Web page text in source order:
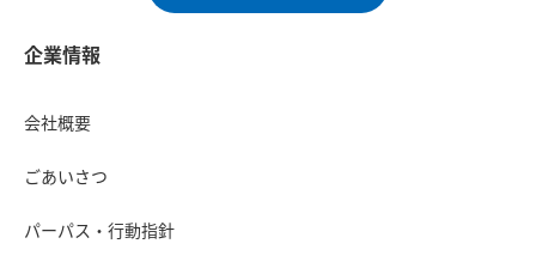
企業情報
会社概要
ごあいさつ
パーパス・行動指針